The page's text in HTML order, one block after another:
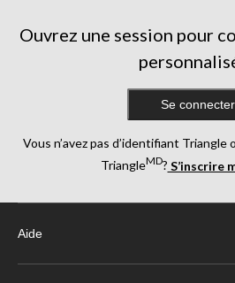
Ouvrez une session pour
Se connecter
Vous n’avez pas d’identifiant
TriangleMD? S’inscrire
Aide